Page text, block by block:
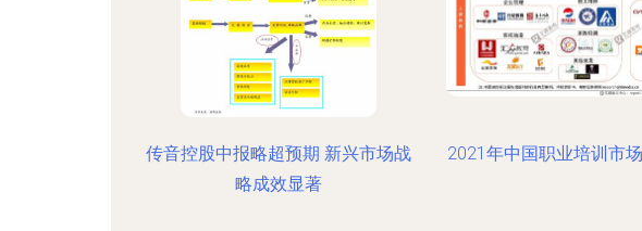
传音控股中报略超预期 新兴市场战
略成效显著
2021年中国职业培训市